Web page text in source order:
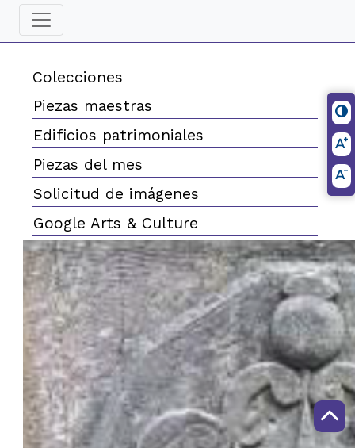
Colecciones
Piezas maestras
Edificios patrimoniales
Piezas del mes
Solicitud de imágenes
Google Arts & Culture